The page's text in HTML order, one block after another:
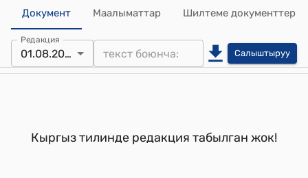
Документ Маалыматтар Шилтеме документтер
Редакция
01.08.2002 Салыштыруу
Кыргыз тилинде редакция табылган жок!